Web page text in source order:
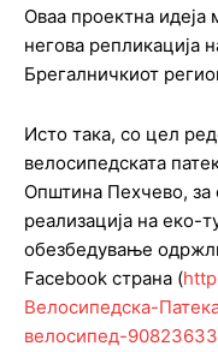
Оваа проектна
негова репликација
Брегалничкиот
Исто така, со цел
велосипедската
Општина Пехчево, за
реализација на еко-
обезбедување
Facebook страна (
Велосипедска-
велосипед-